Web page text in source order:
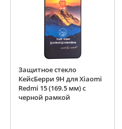
Защитное стекло
КейсБерри 9H для Xiaomi
Redmi 15 (169.5 мм) с
черной рамкой